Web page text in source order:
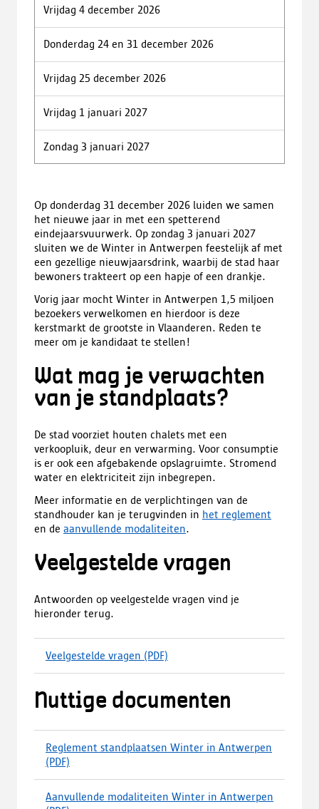
Vrijdag 4 december 2026
Donderdag 24 en 31 december 2026
Vrijdag 25 december 2026
Vrijdag 1 januari 2027
Zondag 3 januari 2027
Op donderdag 31 december 2026 luiden we samen
het nieuwe jaar in met een spetterend
eindejaarsvuurwerk. Op zondag 3 januari 2027
sluiten we de Winter in Antwerpen feestelijk af met
een gezellige nieuwjaarsdrink, waarbij de stad haar
bewoners trakteert op een hapje of een drankje.
Vorig jaar mocht Winter in Antwerpen 1,5 miljoen
bezoekers verwelkomen en hierdoor is deze
kerstmarkt de grootste in Vlaanderen. Reden te
meer om je kandidaat te stellen!
Wat mag je verwachten
van je standplaats?
De stad voorziet houten chalets met een
verkoopluik, deur en verwarming. Voor consumptie
is er ook een afgebakende opslagruimte. Stromend
water en elektriciteit zijn inbegrepen.
Meer informatie en de verplichtingen van de
standhouder kan je terugvinden in het reglement
en de aanvullende modaliteiten.
Veelgestelde vragen
Antwoorden op veelgestelde vragen vind je
hieronder terug.
Veelgestelde vragen (PDF)
w
o
a
,
o
Nuttige documenten
Reglement standplaatsen Winter in Antwerpen
(PDF)
w
Aanvullende modaliteiten Winter in Antwerpen